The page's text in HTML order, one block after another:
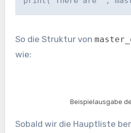
So die Struktur von
wie:
Beispielausgabe
Sobald wir die Hauptliste